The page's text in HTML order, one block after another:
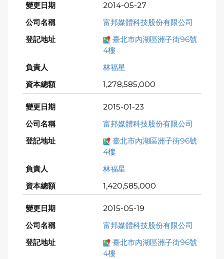
2014-05-27
富邦媒體科技股份有限公司
臺北市內湖區洲子街96號
4樓
林福星
1,278,585,000
2015-01-23
富邦媒體科技股份有限公司
臺北市內湖區洲子街96號
4樓
林福星
1,420,585,000
2015-05-19
富邦媒體科技股份有限公司
臺北市內湖區洲子街96號
4樓